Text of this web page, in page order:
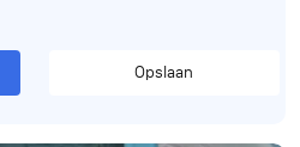
Opslaan